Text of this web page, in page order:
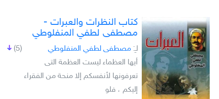
كتاب النظرات والعبرات -
مصطفى لطفي المنفلوطي
(5) لـِ: مصطفى لطفي المنفلوطي
أيها العظماء ليست العظمة التى
تعرفونها لأنفسكم إلا منحة من الفقراء
إليكم ، فلو